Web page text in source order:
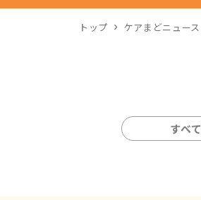
トップ ケアまどニュース
すべて